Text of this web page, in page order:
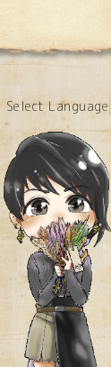
Select Language